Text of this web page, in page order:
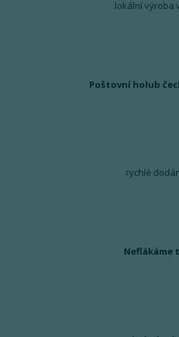
lokální výroba
Poštovní holub
rychlé
Neflákáme